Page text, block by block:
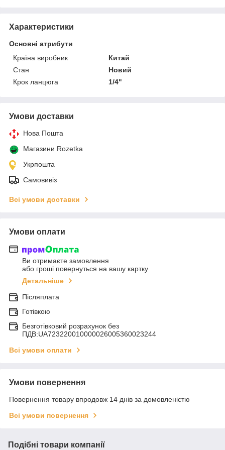
Характеристики
Основні атрибути
Країна виробник
Китай
Стан
Новий
Крок ланцюга
1/4"
Умови доставки
Нова Пошта
Магазини Rozetka
Укрпошта
Самовивіз
Всі умови доставки
Умови оплати
Ви отримаєте замовлення
або гроші повернуться на вашу картку
Детальніше
Післяплата
Готівкою
Безготівковий розрахунок без
ПДВ:UA723220010000026005360023244
Всі умови оплати
Умови повернення
Повернення товару впродовж 14 днів за домовленістю
Всі умови повернення
Подібні товари компанії